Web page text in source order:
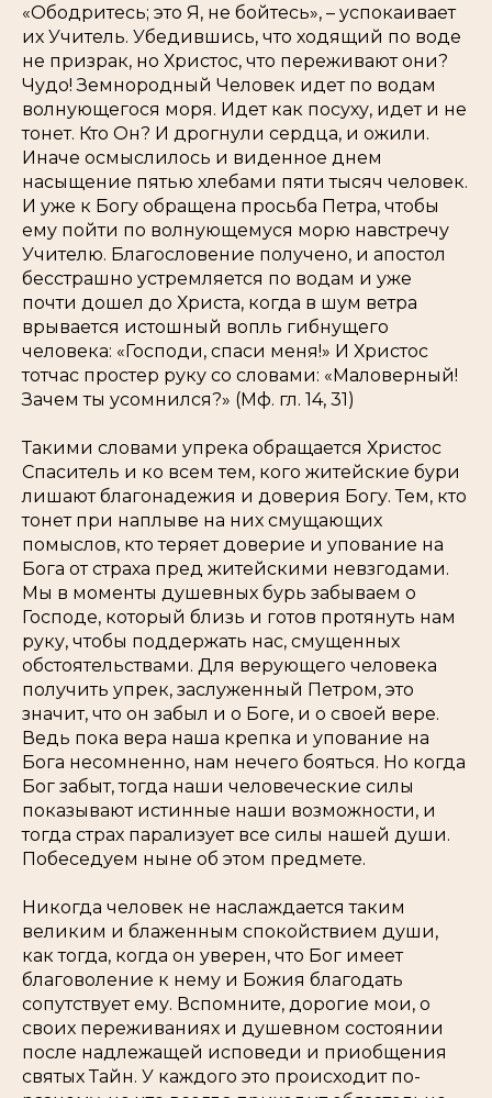
«Ободритесь; это Я, не бойтесь», – успокаивает
их Учитель. Убедившись, что ходящий по воде
не призрак, но Христос, что переживают они?
Чудо! Земнородный Человек идет по водам
волнующегося моря. Идет как посуху, идет и не
тонет. Кто Он? И дрогнули сердца, и ожили.
Иначе осмыслилось и виденное днем
насыщение пятью хлебами пяти тысяч человек.
И уже к Богу обращена просьба Петра, чтобы
ему пойти по волнующемуся морю навстречу
Учителю. Благословение получено, и апостол
бесстрашно устремляется по водам и уже
почти дошел до Христа, когда в шум ветра
врывается истошный вопль гибнущего
человека: «Господи, спаси меня!» И Христос
тотчас простер руку со словами: «Маловерный!
Зачем ты усомнился?» (Мф. гл. 14, 31)
Такими словами упрека обращается Христос
Спаситель и ко всем тем, кого житейские бури
лишают благонадежия и доверия Богу. Тем, кто
тонет при наплыве на них смущающих
помыслов, кто теряет доверие и упование на
Бога от страха пред житейскими невзгодами.
Мы в моменты душевных бурь забываем о
Господе, который близь и готов протянуть нам
руку, чтобы поддержать нас, смущенных
обстоятельствами. Для верующего человека
получить упрек, заслуженный Петром, это
значит, что он забыл и о Боге, и о своей вере.
Ведь пока вера наша крепка и упование на
Бога несомненно, нам нечего бояться. Но когда
Бог забыт, тогда наши человеческие силы
показывают истинные наши возможности, и
тогда страх парализует все силы нашей души.
Побеседуем ныне об этом предмете.
Никогда человек не наслаждается таким
великим и блаженным спокойствием души,
как тогда, когда он уверен, что Бог имеет
благоволение к нему и Божия благодать
сопутствует ему. Вспомните, дорогие мои, о
своих переживаниях и душевном состоянии
после надлежащей исповеди и приобщения
святых Тайн. У каждого это происходит по-